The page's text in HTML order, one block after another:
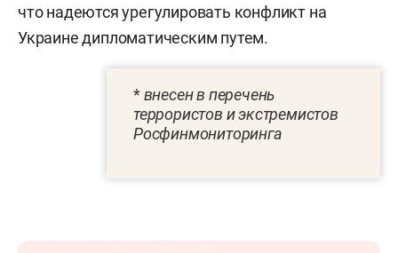
что надеются урегулировать конфликт на
Украине дипломатическим путем.
*внесен в перечень
террористов и экстремистов
Росфинмониторинга